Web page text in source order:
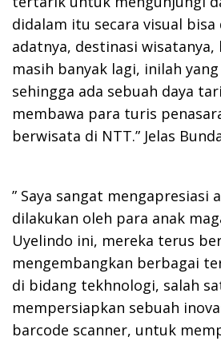
didalam itu secara visual
adatnya, destinasi wisatanya,
masih banyak lagi, inilah
sehingga ada sebuah daya
membawa para turis
berwisata di NTT.” Jelas
” Saya sangat mengapresiasi
dilakukan oleh para anak
Uyelindo ini, mereka terus
mengembangkan berbagai
di bidang tekhnologi, salah
mempersiapkan sebuah
barcode scanner, untuk